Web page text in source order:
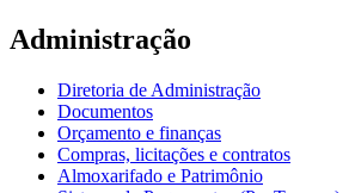
Administração
Diretoria de Administração
Documentos
Orçamento e finanças
Compras, licitações e contratos
Almoxarifado e Patrimônio